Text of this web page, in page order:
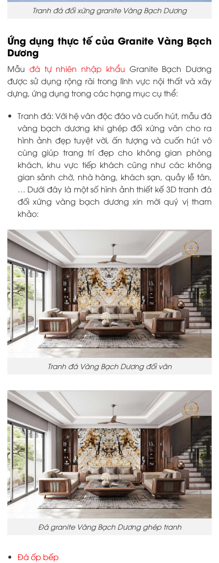
Tranh đá đối xứng granite Vàng Bạch Dương
Ứng dụng thực tế của Granite Vàng Bạch
Dương
Mẫu đá tự nhiên nhập khẩu Granite Bạch Dương
được sử dụng rộng rãi trong lĩnh vực nội thất và xây
dựng, ứng dụng trong các hạng mục cụ thể:
Tranh đá: Với hệ vân độc đáo và cuốn hút, mẫu đá
vàng bạch dương khi ghép đối xứng vân cho ra
hình ảnh đẹp tuyệt vời, ấn tượng và cuốn hút vô
cùng giúp trang trí đẹp cho không gian phòng
khách, khu vực tiếp khách cũng như các không
gian sảnh chờ, nhà hàng, khách sạn, quầy lễ tân,
… Dưới đây là một số hình ảnh thiết kế 3D tranh đá
đối xứng vàng bạch dương xin mời quý vị tham
khảo:
Tranh đá Vàng Bạch Dương đối vân
Đá granite Vàng Bạch Dương ghép tranh
Đá ốp bếp